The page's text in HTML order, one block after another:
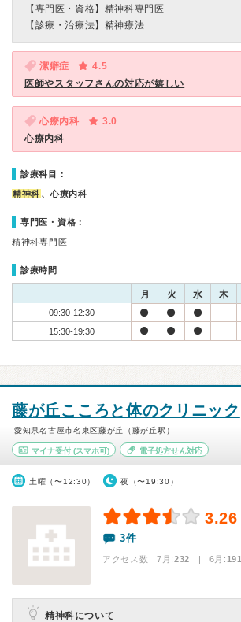
【専門医・資格】 精神科専門医
【診療・治療法】 精神療法
潔癖症
4.5
医師やスタッフさんの対応が嬉しい
心療内科
3.0
心療内科
診療科目：
精神科 、心療内科
専門医・資格：
精神科専門医
診療時間
月 火 水 木
09:30-12:30
15:30-19:30
藤が丘こころと体のクリニック
愛知県名古屋市名東区藤が丘（藤が丘駅）
マイナ受付 (スマホ可) 電子処方せん対応
土曜（〜12:30） 夜（〜19:30）
3.26
3件
アクセス数 7月:232 | 6月:191
精神科について